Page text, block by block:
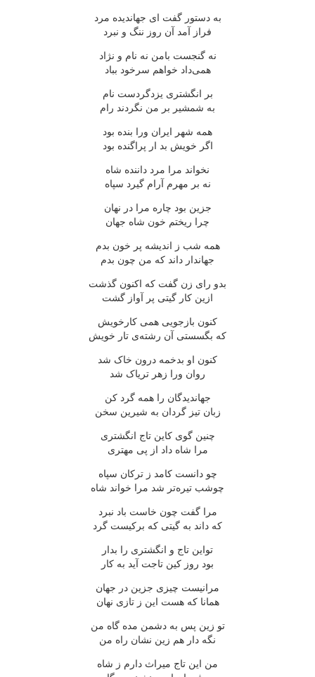
به دستور گفت ای جهاندیده مرد
فراز آمد آن روز ننگ و نبرد
نه گنجست بامن نه نام و نژاد
همی‌داد خواهم سرخود بباد
بر انگشتری یزدگردست نام
به شمشیر بر من نگردند رام
همه شهر ایران ورا بنده بود
اگر خویش بد ار پراگنده بود
نخواند مرا مرد داننده شاه
نه بر مهرم آرام گیرد سپاه
جزین بود چاره مرا در نهان
چرا ریختم خون شاه جهان
همه شب ز اندیشه پر خون بدم
جهاندار داند که من چون بدم
بدو رای زن گفت که اکنون گذشت
ازین کار گیتی پر آواز گشت
کنون بازجویی همی کارخویش
که بگسستی آن رشته‌ی تار خویش
کنون او بدخمه درون خاک شد
روان ورا زهر تریاک شد
جهاندیدگان را همه گرد کن
زبان تیز گردان به شیرین سخن
چنین گوی کاین تاج انگشتری
مرا شاه داد از پی مهتری
چو دانست کامد ز ترکان سپاه
چوشب تیره‌تر شد مرا خواند شاه
مرا گفت چون خاست باد نبرد
که داند به گیتی که برکیست گرد
تواین تاج و انگشتری را بدار
بود روز کین تاجت آید به کار
مرانیست چیزی جزین در جهان
همانا که هست این ز تازی نهان
تو زین پس به دشمن مده گاه من
نگه دار هم زین نشان راه من
من این تاج میراث دارم ز شاه